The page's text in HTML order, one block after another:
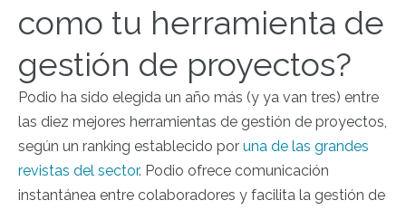
como tu herramienta de
gestión de proyectos?
Podio ha sido elegida un año más (y ya van tres) entre
las diez mejores herramientas de gestión de proyectos,
según un ranking establecido por una de las grandes
revistas del sector. Podio ofrece comunicación
instantánea entre colaboradores y facilita la gestión de